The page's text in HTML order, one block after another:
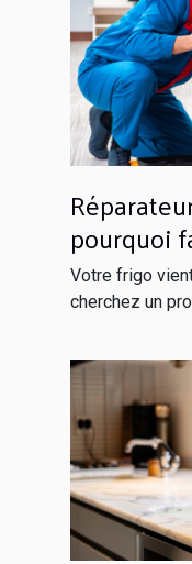
pourquoi
Globals
Votre frigo
cherchez un